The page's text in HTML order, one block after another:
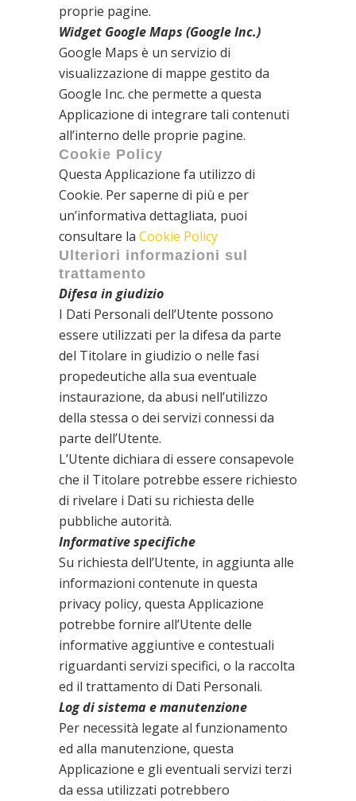
proprie pagine.
Widget Google Maps (Google Inc.)
Google Maps è un servizio di
visualizzazione di mappe gestito da
Google Inc. che permette a questa
Applicazione di integrare tali contenuti
all’interno delle proprie pagine.
Cookie Policy
Questa Applicazione fa utilizzo di
Cookie. Per saperne di più e per
un’informativa dettagliata, puoi
consultare la Cookie Policy
Ulteriori informazioni sul
trattamento
Difesa in giudizio
I Dati Personali dell’Utente possono
essere utilizzati per la difesa da parte
del Titolare in giudizio o nelle fasi
propedeutiche alla sua eventuale
instaurazione, da abusi nell’utilizzo
della stessa o dei servizi connessi da
parte dell’Utente.
L’Utente dichiara di essere consapevole
che il Titolare potrebbe essere richiesto
di rivelare i Dati su richiesta delle
pubbliche autorità.
Informative specifiche
Su richiesta dell’Utente, in aggiunta alle
informazioni contenute in questa
privacy policy, questa Applicazione
potrebbe fornire all’Utente delle
informative aggiuntive e contestuali
riguardanti servizi specifici, o la raccolta
ed il trattamento di Dati Personali.
Log di sistema e manutenzione
Per necessità legate al funzionamento
ed alla manutenzione, questa
Applicazione e gli eventuali servizi terzi
da essa utilizzati potrebbero